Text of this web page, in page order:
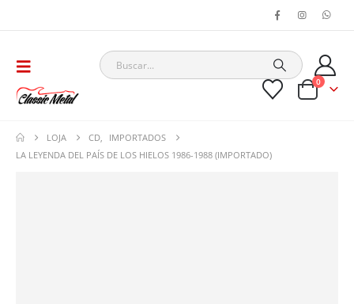
0
LOJA CD
IMPORTADOS
LA LEYENDA DEL PAÍS DE LOS HIELOS 1986-1988 (IMPORTADO)